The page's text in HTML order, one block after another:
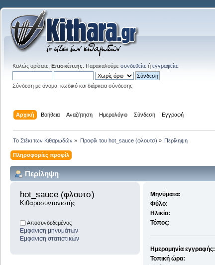
Καλώς ορίσατε, Επισκέπτης . Παρακαλούμε συνδεθείτε ή εγγραφείτε
Σύνδεση με όνομα, κωδικό και διάρκεια σύνδεσης
Αρχική Βοήθεια Αναζήτηση Ημερολόγιο Σύνδεση Εγγραφή
Το Στέκι των Κιθαρωδών » Προφίλ του hot_sauce (φλουτσ) » Περίληψη
Πληροφορίες προφίλ
Περίληψη
hot_sauce (φλουτσ)
Κιθαροσυντονιστής
Αποσυνδεδεμένος
Εμφάνιση μηνυμάτων
Εμφάνιση στατιστικών
Μηνύματα:
Φύλο:
Ηλικία:
Τόπος:
Ημερομηνία εγγραφής:
Τοπική ώρα: